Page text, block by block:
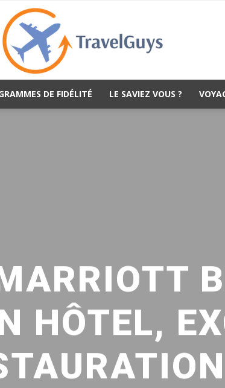
DE FIDÉLITÉ LE SAVIEZ VOUS ?
HÔTEL,